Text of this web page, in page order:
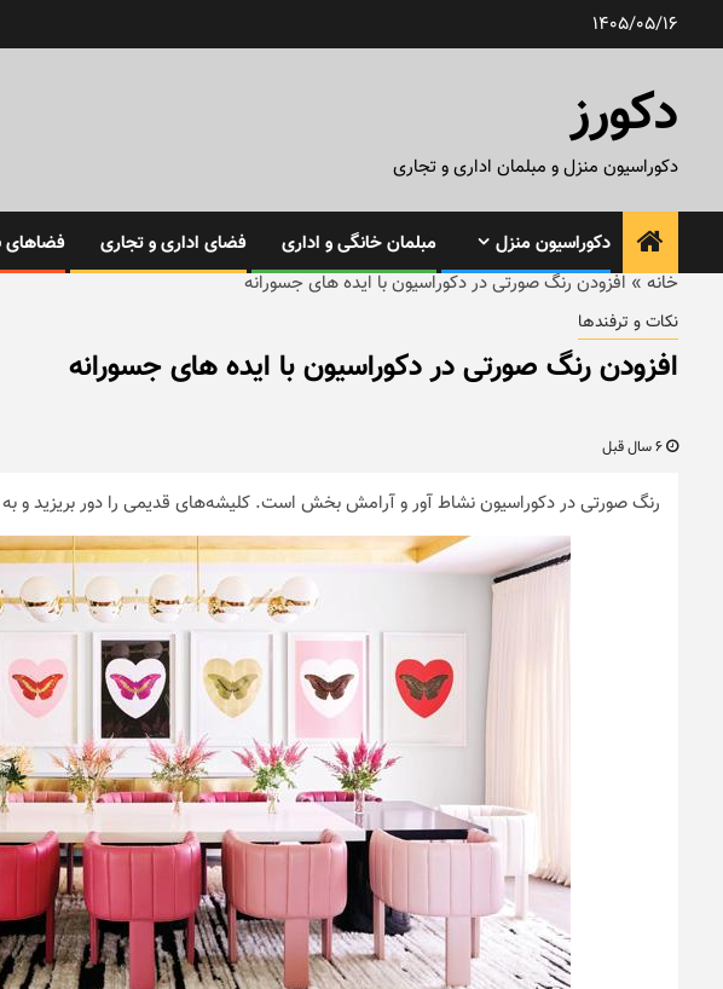
1405/05/16
دکورز
دکوراسیون منزل و مبلمان اداری و تجاری
دکوراسیون منزل مبلمان خانگی و اداری فضای اداری و تجاری فضاهای
خانه » افزودن رنگ صورتی در دکوراسیون با ایده های جسورانه
نکات و ترفندها
افزودن رنگ صورتی در دکوراسیون با ایده های جسورانه
رنگ صورتی در دکوراسیون نشاط آور و آرامش بخش است. کلیشه‌های قدیمی را دور بریزید و
رنگی برای اتاق کار
کنیم؟
نکات و ترفندها
نکاتی که باید به هنگام
چیدمان خانه عروس
+ تصویر